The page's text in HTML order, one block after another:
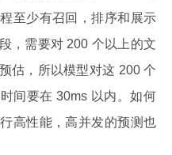
至少有召回，排序和展示
，需要对 200 个以上的文
估，所以模型对这 200 个
间要在 30ms 以内。如何
高性能，高并发的预测也